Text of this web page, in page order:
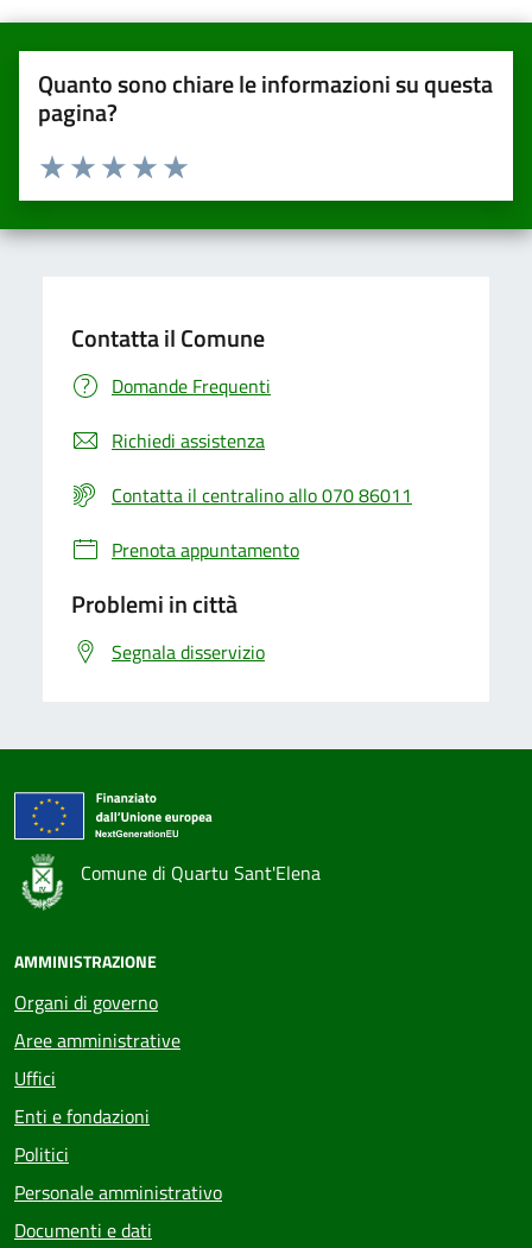
Quanto sono chiare le informazioni su questa
pagina?
Valuta da 1 a 5 stelle la pagina
Valuta 5 stelle su 5
Valuta 4 stelle su 5
Valuta 3 stelle su 5
Valuta 2 stelle su 5
Valuta una stella su 5
Contatta il Comune
Domande Frequenti
Richiedi assistenza
Contatta il centralino allo 070 86011
Prenota appuntamento
Problemi in città
Segnala disservizio
Comune di Quartu Sant'Elena
AMMINISTRAZIONE
Organi di governo
Aree amministrative
Uffici
Enti e fondazioni
Politici
Personale amministrativo
Documenti e dati